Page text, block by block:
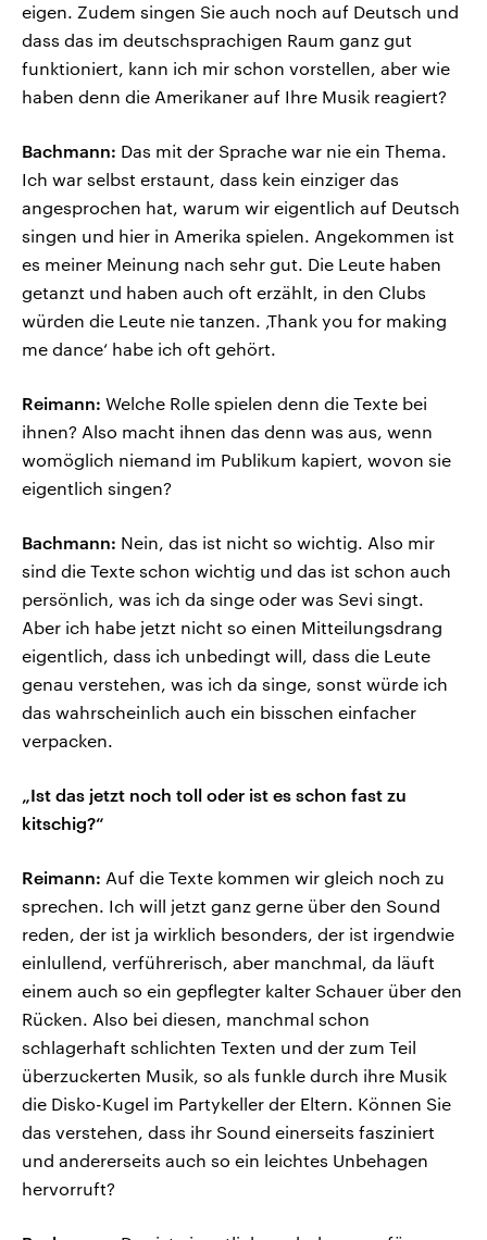
eigen. Zudem singen Sie auch noch auf Deutsch und
dass das im deutschsprachigen Raum ganz gut
funktioniert, kann ich mir schon vorstellen, aber wie
haben denn die Amerikaner auf Ihre Musik reagiert?
Bachmann: Das mit der Sprache war nie ein Thema.
Ich war selbst erstaunt, dass kein einziger das
angesprochen hat, warum wir eigentlich auf Deutsch
singen und hier in Amerika spielen. Angekommen ist
es meiner Meinung nach sehr gut. Die Leute haben
getanzt und haben auch oft erzählt, in den Clubs
würden die Leute nie tanzen. ‚Thank you for making
me dance‘ habe ich oft gehört.
Reimann: Welche Rolle spielen denn die Texte bei
ihnen? Also macht ihnen das denn was aus, wenn
womöglich niemand im Publikum kapiert, wovon sie
eigentlich singen?
Bachmann: Nein, das ist nicht so wichtig. Also mir
sind die Texte schon wichtig und das ist schon auch
persönlich, was ich da singe oder was Sevi singt.
Aber ich habe jetzt nicht so einen Mitteilungsdrang
eigentlich, dass ich unbedingt will, dass die Leute
genau verstehen, was ich da singe, sonst würde ich
das wahrscheinlich auch ein bisschen einfacher
verpacken.
„Ist das jetzt noch toll oder ist es schon fast zu
kitschig?“
Reimann: Auf die Texte kommen wir gleich noch zu
sprechen. Ich will jetzt ganz gerne über den Sound
reden, der ist ja wirklich besonders, der ist irgendwie
einlullend, verführerisch, aber manchmal, da läuft
einem auch so ein gepflegter kalter Schauer über den
Rücken. Also bei diesen, manchmal schon
schlagerhaft schlichten Texten und der zum Teil
überzuckerten Musik, so als funkle durch ihre Musik
die Disko-Kugel im Partykeller der Eltern. Können Sie
das verstehen, dass ihr Sound einerseits fasziniert
und andererseits auch so ein leichtes Unbehagen
hervorruft?